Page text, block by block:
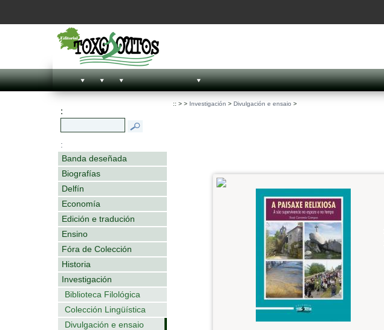
:
:
Banda deseñada
Biografías
Delfín
Economía
Edición e tradución
Ensino
Fóra de Colección
Historia
Investigación
Biblioteca Filológica
Colección Lingüística
Divulgación e ensaio
:: > > Investigación > Divulgación e ensaio >